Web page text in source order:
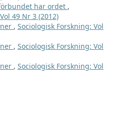
har ordet ,
49 Nr 3 (2012)
, Sociologisk Forskning: Vol
, Sociologisk Forskning: Vol
, Sociologisk Forskning: Vol